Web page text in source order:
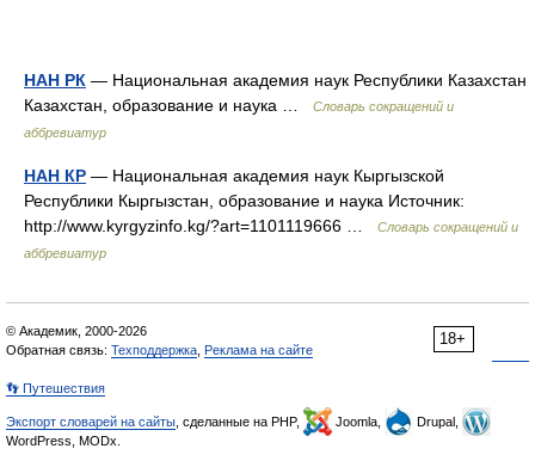
НАН РК — Национальная академия наук Республики Казахстан
Казахстан, образование и наука …
Словарь сокращений и
аббревиатур
НАН КР — Национальная академия наук Кыргызской
Республики Кыргызстан, образование и наука Источник:
http://www.kyrgyzinfo.kg/?art=1101119666 …
Словарь сокращений и
аббревиатур
18+
© Академик, 2000-2026
Обратная связь: Техподдержка Реклама на сайте
👣 Путешествия
Экспорт словарей на сайты , сделанные на PHP, Joomla,
Drupal,
WordPress, MODx.